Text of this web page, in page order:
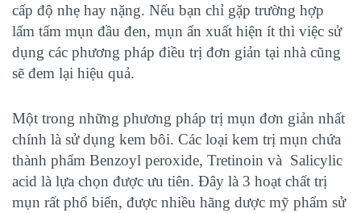
cấp độ nhẹ hay nặng. Nếu bạn chỉ gặp trường hợp
lấm tấm mụn đầu đen, mụn ẩn xuất hiện ít thì việc sử
dụng các phương pháp điều trị đơn giản tại nhà cũng
sẽ đem lại hiệu quả.
Một trong những phương pháp trị mụn đơn giản nhất
chính là sử dụng kem bôi. Các loại kem trị mụn chứa
thành phẩm Benzoyl peroxide, Tretinoin và Salicylic
acid là lựa chọn được ưu tiên. Đây là 3 hoạt chất trị
mụn rất phổ biến, được nhiều hãng dược mỹ phẩm sử